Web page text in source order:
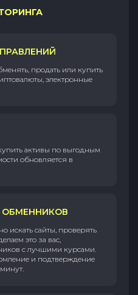
продать или купить
электронные
активы по выгодным
обновляется в
искать сайты, проверять
это за вас,
с лучшими курсами.
и подтверждение